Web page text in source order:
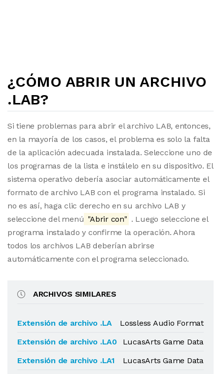
¿CÓMO ABRIR UN ARCHIVO
.LAB?
Si tiene problemas para abrir el archivo LAB, entonces,
en la mayoría de los casos, el problema es solo la falta
de la aplicación adecuada instalada. Seleccione uno de
los programas de la lista e instálelo en su dispositivo. El
sistema operativo debería asociar automáticamente el
formato de archivo LAB con el programa instalado. Si
no es así, haga clic derecho en su archivo LAB y
seleccione del menú "Abrir con" . Luego seleccione el
programa instalado y confirme la operación. Ahora
todos los archivos LAB deberían abrirse
automáticamente con el programa seleccionado.
ARCHIVOS SIMILARES
Extensión de archivo .LA
Lossless Audio Format
Extensión de archivo .LA0
LucasArts Game Data
Extensión de archivo .LA1
LucasArts Game Data